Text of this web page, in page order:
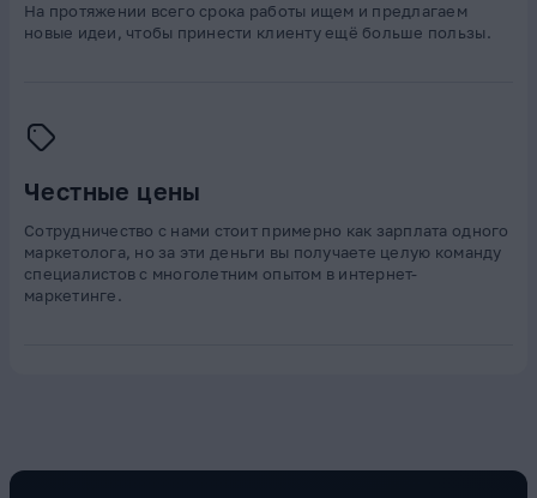
На протяжении всего срока работы ищем и предлагаем
новые идеи, чтобы принести клиенту ещё больше пользы.
Честные цены
Сотрудничество с нами стоит примерно как зарплата одного
маркетолога, но за эти деньги вы получаете целую команду
специалистов с многолетним опытом в интернет-
маркетинге.